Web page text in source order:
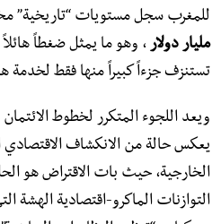
للمغرب سجل مستويات “تاريخية”
مليار دولار، وهو ما يمثل ضغطاً هائلاً
تستنزف جزءاً كبيراً منها فقط لخدمة
ويعد اللجوء المتكرر لخطوط
يعكس حالة من الانكشاف الاقتصادي
الخارجية، حيث بات الاقتراض هو
التوازنات الماكرو-اقتصادية الهشة